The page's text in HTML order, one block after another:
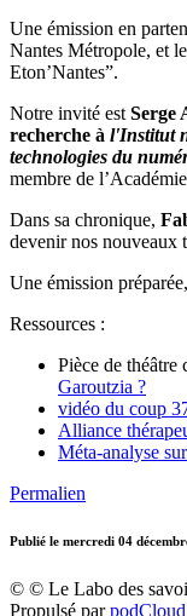
Une émission en
Nantes Métropole, et
Eton’Nantes”.
Notre invité est Serge
recherche à l'Institut
technologies du
membre de
Dans sa chronique,
devenir nos nouveaux
Une émission
Ressources :
Pièce de théâtre
Garoutzia ?
vidéo du coup
Alliance
Méta-analyse
Permalien
Publié le mercredi 04
© © Le Labo des
Propulsé parpodCloud